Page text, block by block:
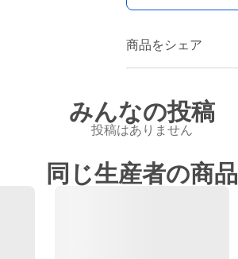
商品をシェア
みんなの投稿
投稿はありません
同じ生産者の商品